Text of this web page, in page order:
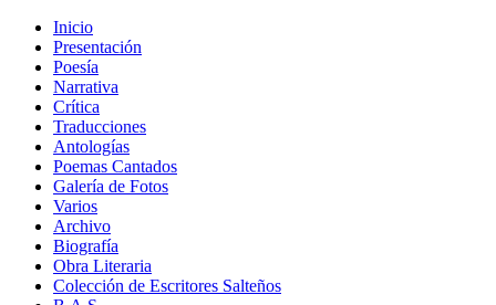
Inicio
Presentación
Poesía
Narrativa
Crítica
Traducciones
Antologías
Poemas Cantados
Galería de Fotos
Varios
Archivo
Biografía
Obra Literaria
Colección de Escritores Salteños